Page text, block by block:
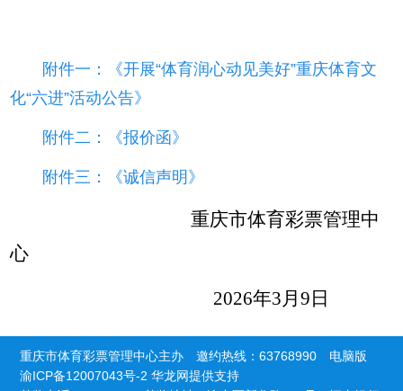
附件一：《开展“体育润心动见美好”重庆体育文
化“六进”活动公告》
附件二：《报价函》
附件三：《诚信声明》
重庆市体育彩票管理中
心
2026年3月9日
重庆市体育彩票管理中心主办 邀约热线：63768990 电脑版
渝ICP备12007043号-2 华龙网提供支持